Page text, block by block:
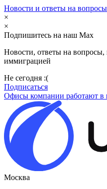
Новости и ответы на
×
×
Подпишитесь на наш Max
Новости, ответы на
иммиграцией
Не сегодня :(
Подписаться
Офисы компании работают в
Москва